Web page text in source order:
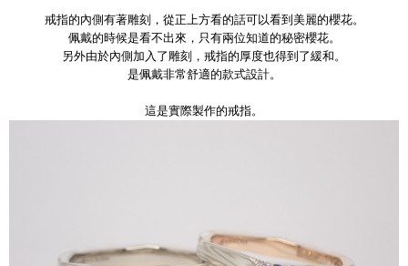
戒指的內側有著雕刻，從正上方看的話可以看到美麗的櫻花。
佩戴的時候是看不出來，只有兩位知道的秘密櫻花。
另外由於內側加入了雕刻，戒指的厚度也得到了緩和。
是佩戴非常舒適的款式設計。
這是實際製作的戒指。